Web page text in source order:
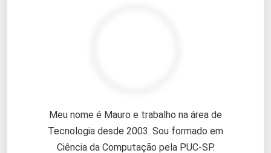
Meu nome é Mauro e trabalho na área de
Tecnologia desde 2003. Sou formado em
Ciência da Computação pela PUC-SP.